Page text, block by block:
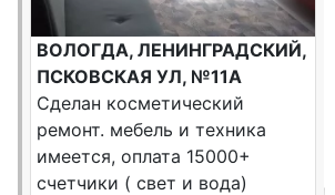
ВОЛОГДА, ЛЕНИНГРАДСКИЙ,
ПСКОВСКАЯ УЛ, №11А
Сделан косметический
ремонт. мебель и техника
имеется, оплата 15000+
счетчики ( свет и вода)